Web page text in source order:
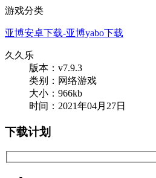
游戏分类
亚博安卓下载-亚博yabo下载
久久乐
版本：v7.9.3
类别：网络游戏
大小：966kb
时间：2021年04月27日
下载计划